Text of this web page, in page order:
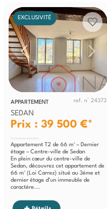
EXCLUSIVITÉ
APPARTEMENT ref. n° 24373
SEDAN
Prix : 39 500 €*
Appartement T2 de 66 m² – Dernier
étage – Centre-ville de Sedan
En plein cœur du centre-ville de
Sedan, découvrez cet appartement de
66 m² (Loi Carrez) situé au 3ème et
dernier étage d’un immeuble de
caractère...